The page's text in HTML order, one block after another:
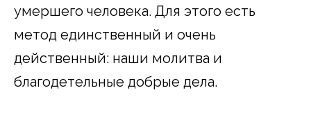
умершего человека. Для этого есть
метод единственный и очень
действенный: наши молитва и
благодетельные добрые дела.